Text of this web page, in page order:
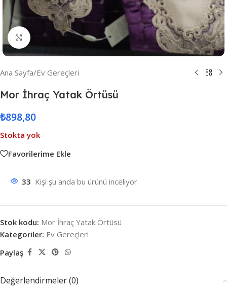
Resmi Büyüt
Ana Sayfa/Ev Gereçleri
Mor İhraç Yatak Örtüsü
₺898,80
Stokta yok
Favorilerime Ekle
33 Kişi şu anda bu ürünü inceliyor
Stok kodu: Mor İhraç Yatak Örtüsü
Kategoriler: Ev Gereçleri
Paylaş
Değerlendirmeler (0)